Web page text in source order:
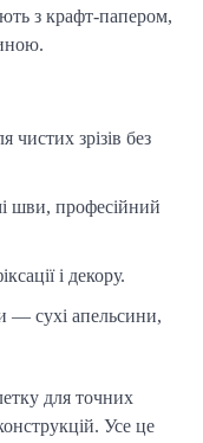
з крафт-папером,
зрізів без
шви, професійний
і декору.
— сухі апельсини,
для точних
Усе це